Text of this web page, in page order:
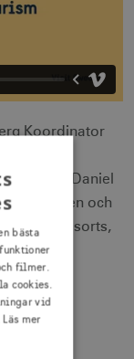
Koordinator
Daniel
och
and Resorts,
från
bästa
filmer.
cookies.
vid
Läs mer